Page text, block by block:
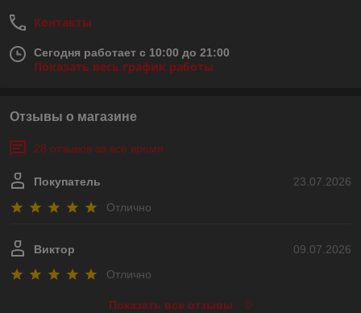
Контакты
Сегодня работает с 10:00 до 21:00
Показать весь график работы
Отзывы о магазине
28 отзывов за всё время
23.07.2026
Покупатель
Отлично
09.07.2026
Виктор
Отлично
Показать все отзывы